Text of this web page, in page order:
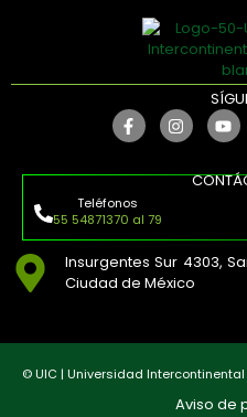
Teléfonos
55 54871370 al 79
Insurgentes Sur 4303,
Ciudad de México
© UIC | Universidad Intercontinental
Aviso de